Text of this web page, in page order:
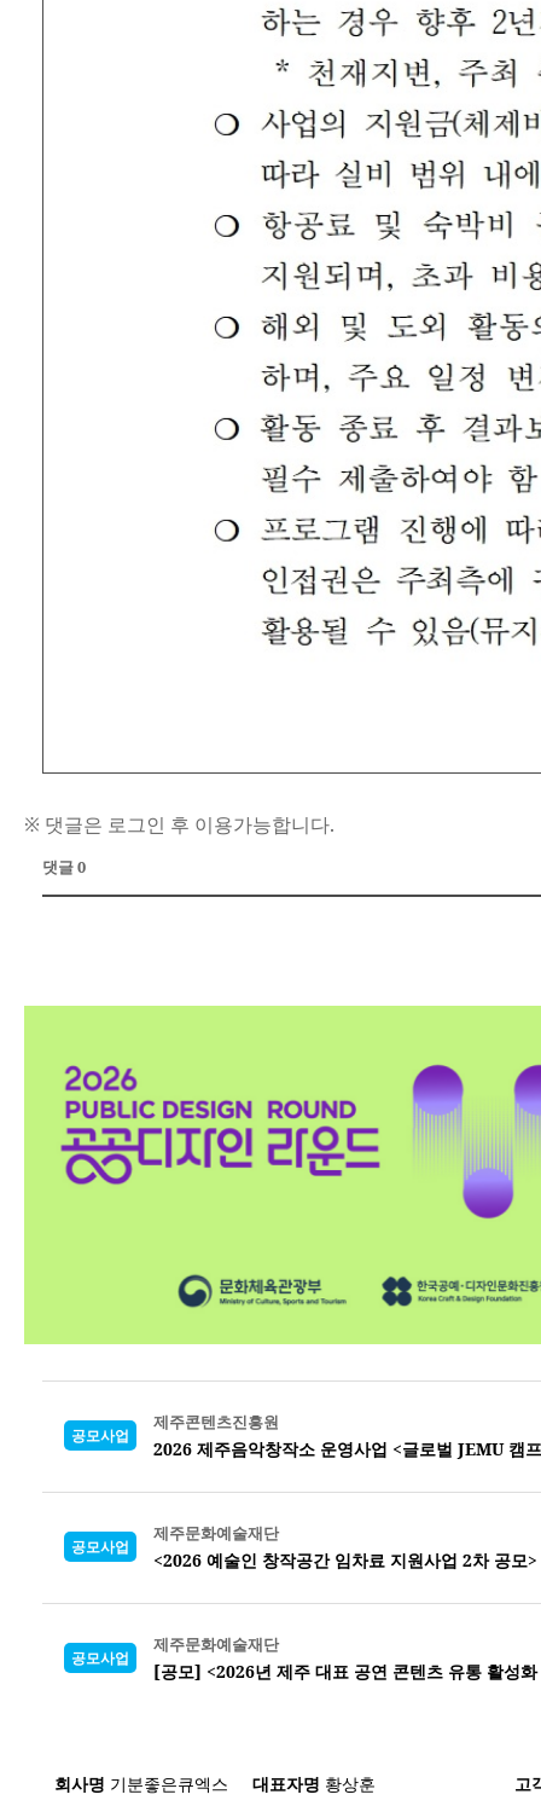
※ 댓글은 로그인 후 이용가능합니다.
댓글 0
공모사업
제주콘텐츠진흥원
2026 제주음악창작소 운영사업 <글로벌 JEMU 캠
공모사업
제주문화예술재단
<2026 예술인 창작공간 임차료 지원사업 2차 공
공모사업
제주문화예술재단
[공모] <2026년 제주 대표 공연 콘텐츠 유통 활성
회사명 기분좋은큐엑스 대표자명 황상훈
고